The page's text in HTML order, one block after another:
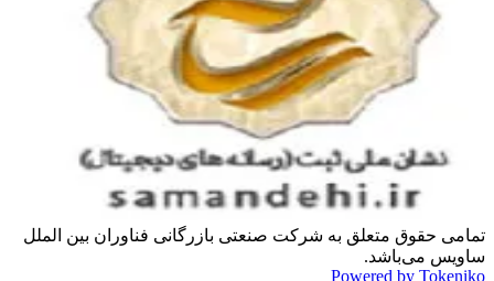
تمامی حقوق متعلق به شرکت صنعتی بازرگانی فناوران بین الملل
ساویس می‌باشد.
Powered by Tokeniko